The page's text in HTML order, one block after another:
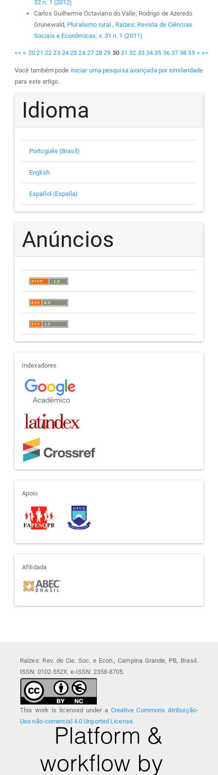
32 n. 1 (2012)
Carlos Guilherme Octaviano do Valle, Rodrigo de Azeredo
Grünewald, Pluralismo rural , Raízes: Revista de Ciências
Sociais e Econômicas: v. 31 n. 1 (2011)
<< < 20 21 22 23 24 25 26 27 28 29 30 31 32 33 34 35 36 37 38 39 > >>
Você também pode iniciar uma pesquisa avançada por similaridade
para este artigo.
Idioma
Português (Brasil)
English
Español (España)
Anúncios
indexadores
Indexadores
apoio
Apoio
afiliada
Afilidada
Raízes: Rev. de Cie. Soc. e Econ., Campina Grande, PB, Brasil.
ISSN: 0102-552X. e-ISSN: 2358-8705.
This work is licensed under a Creative Commons Atribuição-
Uso não-comercial 4.0 Unported License.